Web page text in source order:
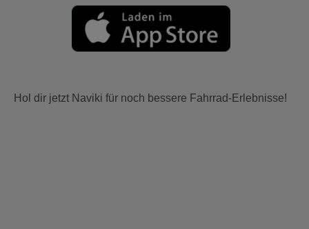
Hol dir jetzt Naviki für noch bessere Fahrrad-Erlebnisse!